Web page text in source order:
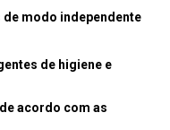
modo independente
de higiene e
acordo com as